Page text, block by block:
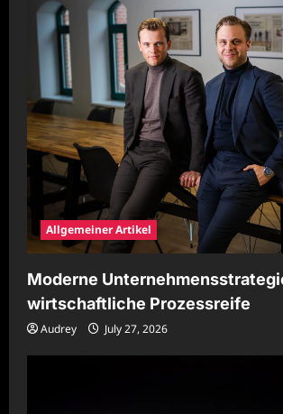
Allgemeiner Artikel
Moderne
wirtschaftliche Prozessreife
Audrey July 27, 2026